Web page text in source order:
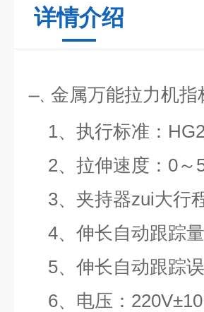
详情介绍
一、 金属万能拉力机指
1、执行标准：
2、拉伸速度：0～
3、夹持器zui大行
4、伸长自动跟踪
5、伸长自动跟踪
6、电压：220V±10